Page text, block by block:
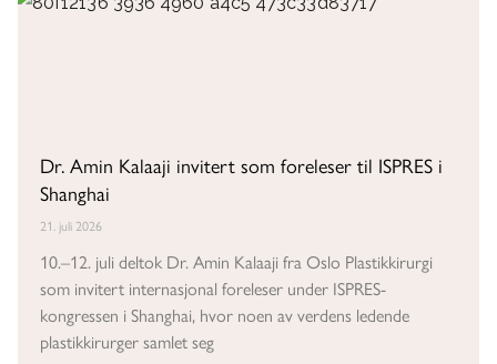
Dr. Amin Kalaaji invitert som foreleser til ISPRES i
Shanghai
21. juli 2026
10.–12. juli deltok Dr. Amin Kalaaji fra Oslo Plastikkirurgi
som invitert internasjonal foreleser under ISPRES-
kongressen i Shanghai, hvor noen av verdens ledende
plastikkirurger samlet seg